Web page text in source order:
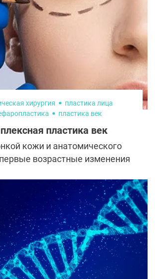
ли зелёный чай настоящим
Оземпиком?» Это заставило
что же на самом деле
за этим термином.
хирургия
пластика лица
пластика век
пластика век
кожи и анатомического
возрастные изменения
Нависшие веки, морщины и
уголки глаз делают взгляд
сильно старят лицо. От всех
возможно избавиться
с помощью комплексной
блефаропластики.